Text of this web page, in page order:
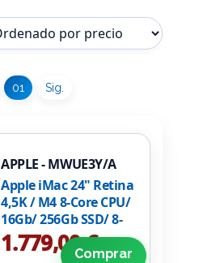
01 Sig.
APPLE - MWUE3Y/A
Apple iMac 24" Retina
4,5K / M4 8-Core CPU/
16Gb/ 256Gb SSD/ 8-
Core GPU/ Verde
1.779,00 €Comprar